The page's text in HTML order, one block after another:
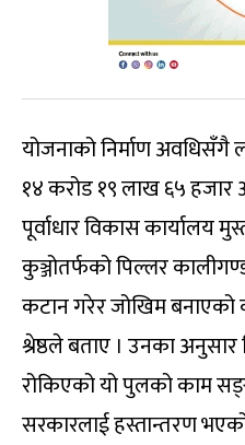
योजनाको निर्माण
१४ करोड १९ लाख ६५
पूर्वाधार विकास कार्यालय
कुञ्जोतर्फको पिल्लर
कटान गरेर जोखिम
श्रेष्ठले बताए । उनका
रोकिएको यो पुलको काम
सरकारलाई हस्तान्तरण